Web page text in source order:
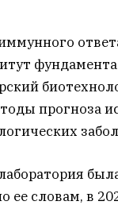
прогноза
ее словам, в